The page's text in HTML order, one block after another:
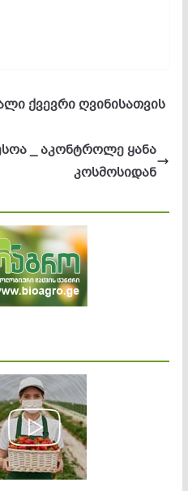
ქვევრი ღვინისათვის
_ ​აკონტროლე ყანა
კოსმოსიდან